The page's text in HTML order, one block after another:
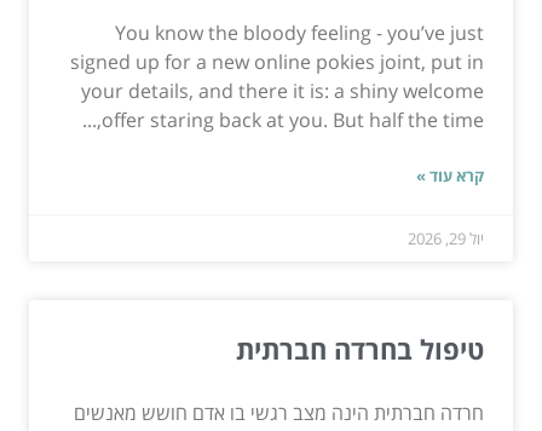
You know the bloody feeling - you’ve just
signed up for a new online pokies joint, put in
your details, and there it is: a shiny welcome
offer staring back at you. But half the time,...
קרא עוד »
יול 29, 2026
טיפול בחרדה חברתית
חרדה חברתית הינה מצב רגשי בו אדם חושש מאנשים